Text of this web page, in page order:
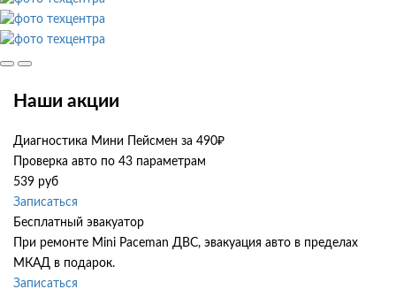
Наши акции
Диагностика Мини Пейсмен за 490₽
Проверка авто по 43 параметрам
539 руб
Записаться
Бесплатный эвакуатор
При ремонте Mini Paceman ДВС, эвакуация авто в пределах
МКАД в подарок.
Записаться